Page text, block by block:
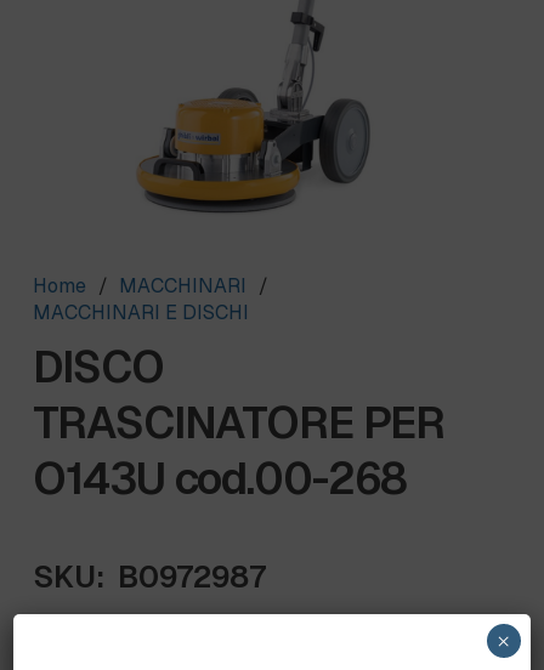
Home / MACCHINARI
/
MACCHINARI E DISCHI
DISCO
TRASCINATORE PER
O143U cod.00-268
SKU: B0972987
×